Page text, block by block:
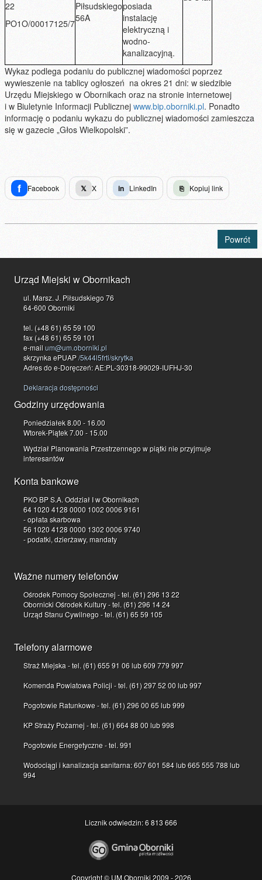
22
PO1O/00017125/7
Piłsudskiego
56A
posiada
instalację
elektryczną i
wodno-
kanalizacyjną.
Wykaz podlega podaniu do publicznej wiadomości poprzez
wywieszenie na tablicy ogłoszeń na okres 21 dni: w siedzibie
Urzędu Miejskiego w Obornikach oraz na stronie internetowej
i w Biuletynie Informacji Publicznej www.bip.oborniki.pl. Ponadto
informację o podaniu wykazu do publicznej wiadomości zamieszcza
się w gazecie „Głos Wielkopolski”.
f Facebook 𝕏 X in LinkedIn ⎘ Kopiuj link
Powrót
Urząd Miejski w Obornikach
ul. Marsz. J. Piłsudskiego 76
64-600 Oborniki
tel. (+48 61) 65 59 100
fax (+48 61) 65 59 101
e-mailum@um.oborniki.pl
skrzynka ePUAP/5k44l5frti/skrytka
Adres do e-Doręczeń: AE:PL-30318-99029-IUFHJ-30
Deklaracja dostępności
Godziny urzędowania
Poniedziałek 8.00 - 16.00
Wtorek-Piątek 7.00 - 15.00
Wydział Planowania Przestrzennego w piątki nie przyjmuje
interesantów
Konta bankowe
PKO BP S.A. Oddział I w Obornikach
64 1020 4128 0000 1002 0006 9161
- opłata skarbowa
56 1020 4128 0000 1302 0006 9740
- podatki, dzierżawy, mandaty
Ważne numery telefonów
Ośrodek Pomocy Społecznej - tel. (61) 296 13 22
Obornicki Ośrodek Kultury - tel. (61) 296 14 24
Urząd Stanu Cywilnego - tel. (61) 65 59 105
Telefony alarmowe
Straż Miejska - tel. (61) 655 91 06 lub 609 779 997
Komenda Powiatowa Policji - tel. (61) 297 52 00 lub 997
Pogotowie Ratunkowe - tel. (61) 296 00 65 lub 999
KP Straży Pożarnej - tel. (61) 664 88 00 lub 998
Pogotowie Energetyczne - tel. 991
Wodociągi i kanalizacja sanitarna: 607 601 584 lub 665 555 788 lub
994
Licznik odwiedzin: 6 813 666
Copyright © UM Oborniki 2009 - 2026